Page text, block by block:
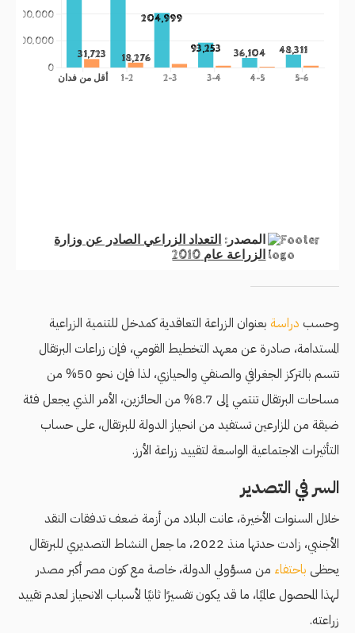
وحسب دراسة بعنوان الزراعة التعاقدية كمدخل للتنمية الزراعية
المستدامة، صادرة عن معهد التخطيط القومي، فإن زراعات البرتقال
تتسم بالتركز الجغرافي والصنفي والحيازي، لذا فإن نحو 50% من
مساحات البرتقال تنتمي إلى 8.7% من الحائزين، الأمر الذي يجعل فئة
ضيقة من المزارعين تستفيد من انحياز الدولة للبرتقال، على حساب
التأثيرات الاجتماعية الواسعة لتقييد زراعة الأرز.
السر في التصدير
خلال السنوات الأخيرة، عانت البلاد من أزمة ضعف تدفقات النقد
الأجنبي، زادت حدتها منذ 2022، ما جعل النشاط التصديري للبرتقال
يحظى باحتفاء من مسؤولي الدولة، خاصة مع كون مصر أكبر مصدر
لهذا المحصول عالميًا، ما قد يكون تفسيرًا ثانيًا لأسباب الانحياز لعدم تقييد
زراعته.